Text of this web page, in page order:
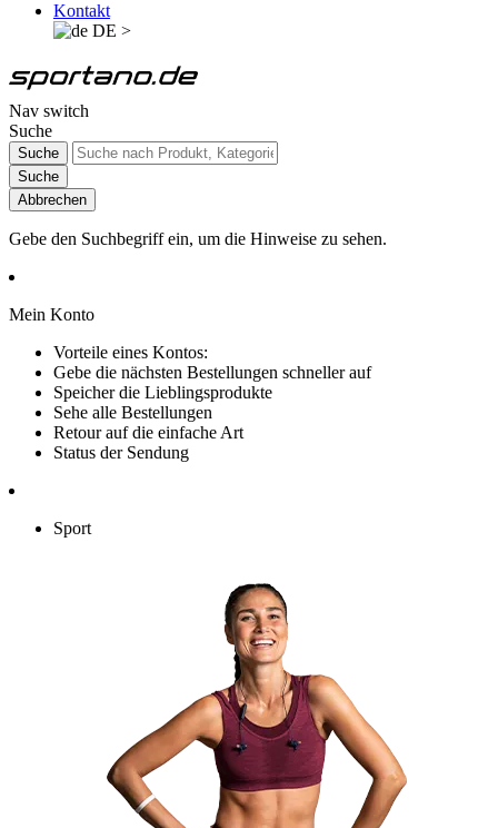
Kontakt
DE >
Nav switch
Suche
Suche
Suche
Abbrechen
Gebe den Suchbegriff ein, um die Hinweise zu sehen.
Mein Konto
Vorteile eines Kontos:
Gebe die nächsten Bestellungen schneller auf
Speicher die Lieblingsprodukte
Sehe alle Bestellungen
Retour auf die einfache Art
Status der Sendung
Sport